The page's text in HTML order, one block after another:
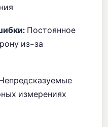
Постоянное
из-за
измерениях